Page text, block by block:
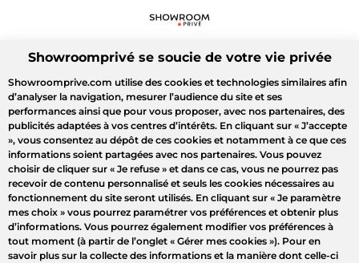
Showroomprivé se soucie de votre vie privée
Showroomprive.com utilise des cookies et technologies similaires afin
d’analyser la navigation, mesurer l’audience du site et ses
performances ainsi que pour vous proposer, avec nos partenaires, des
publicités adaptées à vos centres d’intérêts. En cliquant sur « J’accepte
», vous consentez au dépôt de ces cookies et notamment à ce que ces
informations soient partagées avec nos partenaires. Vous pouvez
choisir de cliquer sur « Je refuse » et dans ce cas, vous ne pourrez pas
recevoir de contenu personnalisé et seuls les cookies nécessaires au
fonctionnement du site seront utilisés. En cliquant sur « Je paramètre
mes choix » vous pourrez paramétrer vos préférences et obtenir plus
d’informations. Vous pourrez également modifier vos préférences à
tout moment (à partir de l’onglet « Gérer mes cookies »). Pour en
savoir plus sur la collecte des informations et la manière dont celle-ci